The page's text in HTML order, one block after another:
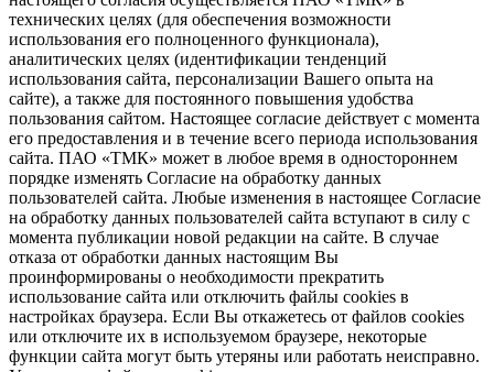
технических целях (для обеспечения возможности
использования его полноценного функционала),
аналитических целях (идентификации тенденций
использования сайта, персонализации Вашего опыта на
сайте), а также для постоянного повышения удобства
пользования сайтом. Настоящее согласие действует с момента
его предоставления и в течение всего периода использования
сайта. ПАО «ТМК» может в любое время в одностороннем
порядке изменять Согласие на обработку данных
пользователей сайта. Любые изменения в настоящее Согласие
на обработку данных пользователей сайта вступают в силу с
момента публикации новой редакции на сайте. В случае
отказа от обработки данных настоящим Вы
проинформированы о необходимости прекратить
использование сайта или отключить файлы cookies в
настройках браузера. Если Вы откажетесь от файлов cookies
или отключите их в используемом браузере, некоторые
функции сайта могут быть утеряны или работать неисправно.